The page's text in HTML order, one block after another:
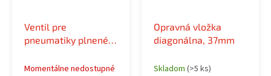
Ventil pre
pneumatiky plnené s
granulátom
Momentálne nedostupné
Opravná vložka
diagonálna, 37mm
Skladom (>5 ks)